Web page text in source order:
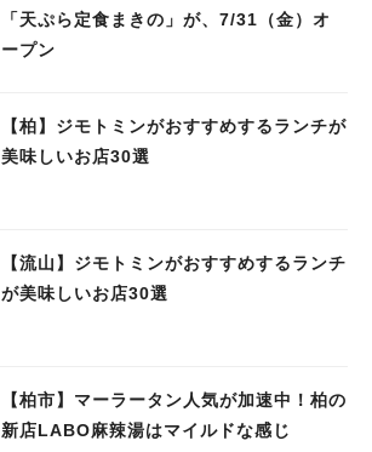
「天ぷら定食まきの」が、7/31（金）オ
ープン
【柏】ジモトミンがおすすめするランチが
美味しいお店30選
【流山】ジモトミンがおすすめするランチ
が美味しいお店30選
【柏市】マーラータン人気が加速中！柏の
新店LABO麻辣湯はマイルドな感じ